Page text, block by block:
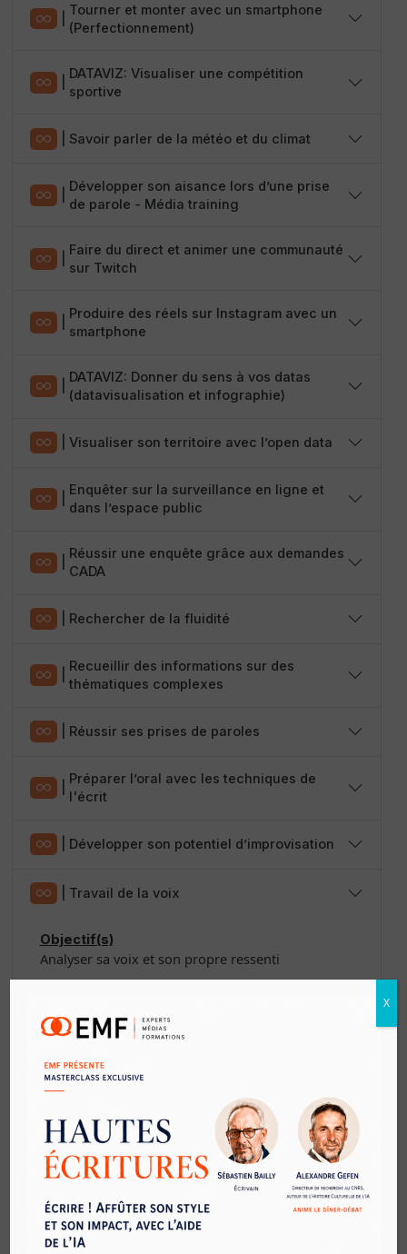
Tourner et monter avec un smartphone
(Perfectionnement)
DATAVIZ: Visualiser une compétition
sportive
Savoir parler de la météo et du climat
Développer son aisance lors d’une prise
de parole - Média training
Faire du direct et animer une communauté
sur Twitch
Produire des réels sur Instagram avec un
smartphone
DATAVIZ: Donner du sens à vos datas
(datavisualisation et infographie)
Visualiser son territoire avec l’open data
Enquêter sur la surveillance en ligne et
dans l’espace public
Réussir une enquête grâce aux demandes
CADA
Rechercher de la fluidité
Recueillir des informations sur des
thématiques complexes
Réussir ses prises de paroles
Préparer l’oral avec les techniques de
l'écrit
Développer son potentiel d’improvisation
Travail de la voix
Objectif(s)
Analyser sa voix et son propre ressenti
2 jours en présentiel
Aucun
Aucun
Cible(s)
Effectif
Jusqu'à 6 participants par groupe
X